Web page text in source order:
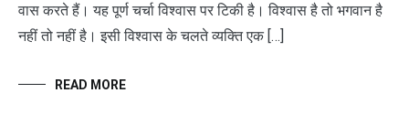
वास करते हैं। यह पूर्ण चर्चा विश्वास पर टिकी है। विश्वास है तो भगवान है
नहीं तो नहीं है। इसी विश्वास के चलते व्यक्ति एक […]
READ MORE